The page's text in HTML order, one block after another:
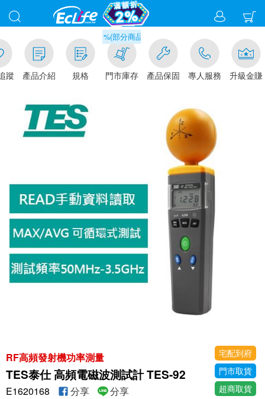
蹤 產品介紹 規格
滿千元門市取貨現折1%(部分商品不適用)-請點我看
門市庫存 產品保固 專人服務 升級金賺
RF高頻發射機功率測量
TES泰仕 高頻電磁波測試計 TES-92
宅配到府
門市取貨
超商取貨
E1620168 分享 分享